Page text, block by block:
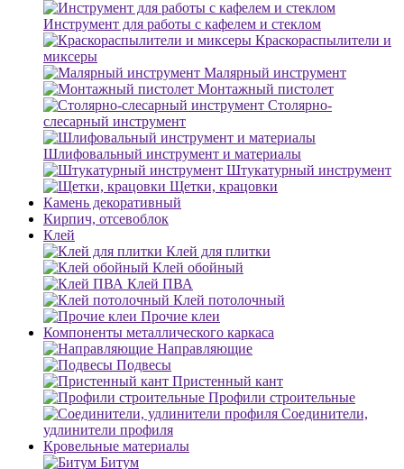
Инструмент для работы с кафелем и стеклом
Краскораспылители и
миксеры
Малярный инструмент
Монтажный пистолет
Столярно-
слесарный инструмент
Шлифовальный инструмент и материалы
Штукатурный инструмент
Щетки, крацовки
Камень декоративный
Кирпич, отсевоблок
Клей
Клей для плитки
Клей обойный
Клей ПВА
Клей потолочный
Прочие клеи
Компоненты металлического каркаса
Направляющие
Подвесы
Пристенный кант
Профили строительные
Соединители,
удлинители профиля
Кровельные материалы
Битум